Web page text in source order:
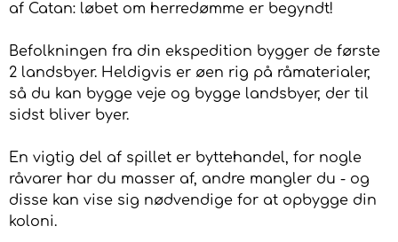
af ​​Catan: løbet om herredømme er begyndt!
Befolkningen fra din ekspedition bygger de første
2 landsbyer. Heldigvis er øen rig på råmaterialer,
så du kan bygge veje og bygge landsbyer, der til
sidst bliver byer.
En vigtig del af spillet er byttehandel, for nogle
råvarer har du masser af, andre mangler du - og
disse kan vise sig nødvendige for at opbygge din
koloni.